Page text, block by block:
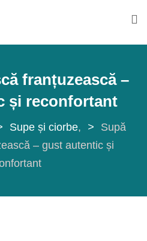
franțuzească –
și reconfortant
Supe și ciorbe >
Supă
– gust autentic și